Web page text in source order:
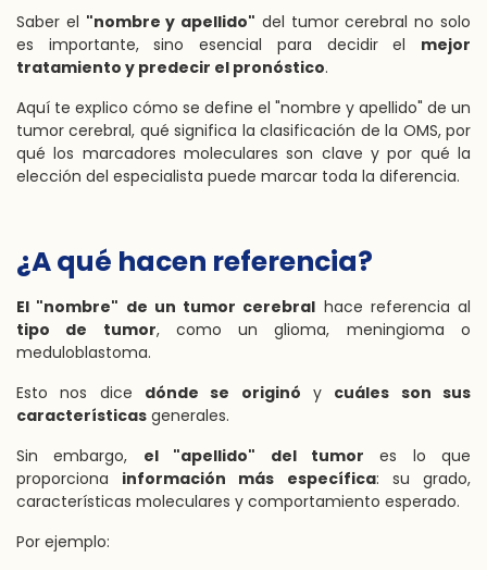
Saber el "nombre y apellido" del tumor cerebral no solo
es importante, sino esencial para decidir el mejor
tratamiento y predecir el pronóstico.
Aquí te explico cómo se define el "nombre y apellido" de un
tumor cerebral, qué significa la clasificación de la OMS, por
qué los marcadores moleculares son clave y por qué la
elección del especialista puede marcar toda la diferencia.
¿A qué hacen referencia?
El "nombre" de un tumor cerebral hace referencia al
tipo de tumor, como un glioma, meningioma o
meduloblastoma.
Esto nos dice dónde se originó y cuáles son sus
características generales.
Sin embargo, el "apellido" del tumor es lo que
proporciona información más específica: su grado,
características moleculares y comportamiento esperado.
Por ejemplo: